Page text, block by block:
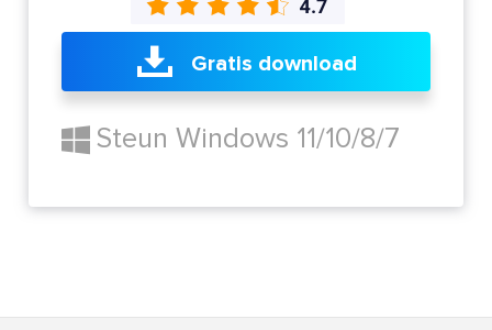
Gratis download
Steun Windows 11/10/8/7